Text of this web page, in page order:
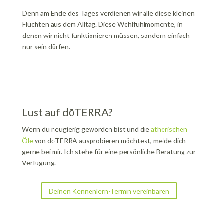
Denn am Ende des Tages verdienen wir alle diese kleinen
Fluchten aus dem Alltag. Diese Wohlfühlmomente, in
denen wir nicht funktionieren müssen, sondern einfach
nur sein dürfen.
Lust auf dōTERRA?
Wenn du neugierig geworden bist und dieätherischen
Ölevon dōTERRA ausprobieren möchtest, melde dich
gerne bei mir. Ich stehe für eine persönliche Beratung zur
Verfügung.
Deinen Kennenlern-Termin vereinbaren